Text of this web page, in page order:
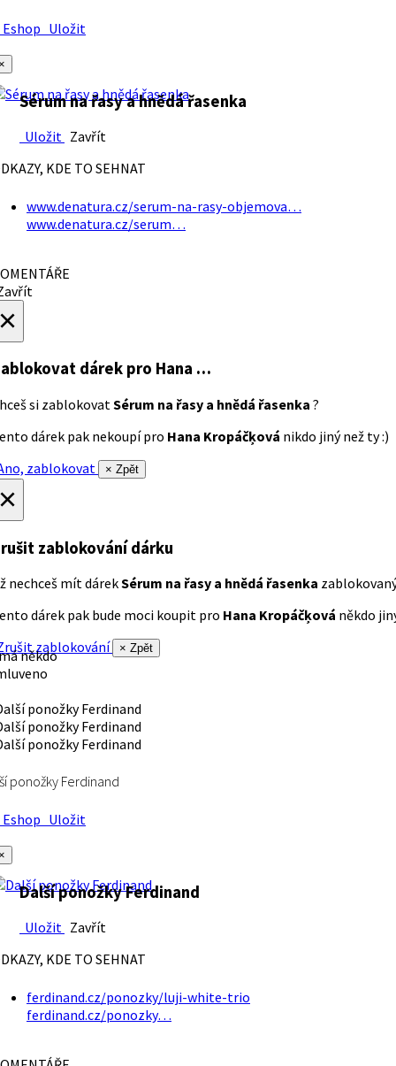
Uložit
Sérum na řasy a hnědá řasenka
Uložit Zavřít
KDE TO SEHNAT
www.denatura.cz/serum-na-rasy-objemova…
www.denatura.cz/serum…
dárek pro Hana …
si zablokovatSérum na řasy a hnědá řasenka ?
dárek pak nekoupí pro Hana Kropáčķová nikdo jiný než ty :)
zablokovat
× Zpět
zablokování dárku
nechceš mít dárekSérum na řasy a hnědá řasenka
dárek pak bude moci koupit pro Hana Kropáčķová někdo
zablokování
× Zpět
někdo
ponožky Ferdinand
Uložit
Další ponožky Ferdinand
Uložit Zavřít
KDE TO SEHNAT
ferdinand.cz/ponozky/luji-white-trio
ferdinand.cz/ponozky…